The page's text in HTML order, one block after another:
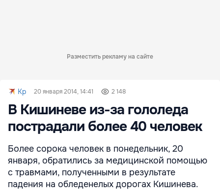
Разместить рекламу на сайте
Kp 20 января 2014, 14:41 2 148
В Кишиневе из-за гололеда
пострадали более 40 человек
Более сорока человек в понедельник, 20
января, обратились за медицинской помощью
с травмами, полученными в результате
падения на обледенелых дорогах Кишинева.